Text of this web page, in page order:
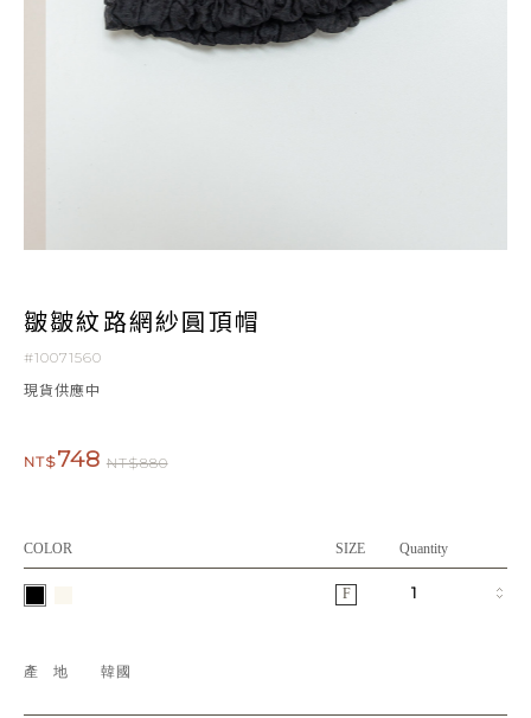
皺皺紋路網紗圓頂帽
#10071560
現貨供應中
NT$748 NT$880
COLOR SIZE Quantity
F
產地韓國